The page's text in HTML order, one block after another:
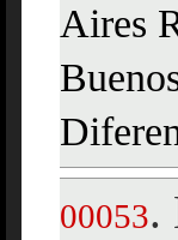
Aires
00053.